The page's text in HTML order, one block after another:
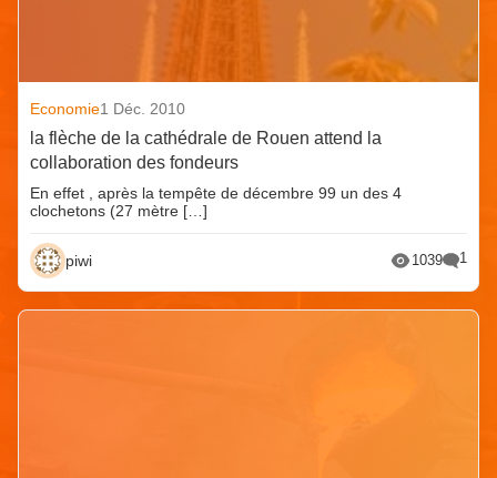
Economie1 Déc. 2010
la flèche de la cathédrale de Rouen attend la
collaboration des fondeurs
En effet , après la tempête de décembre 99 un des 4
clochetons (27 mètre […]
piwi 1039 1